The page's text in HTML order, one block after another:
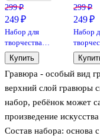
Гравюра - особый вид
верхний слой гравюры
набор, ребёнок может
произведение
Состав набора: основа
299 ₽
249 ₽
Набор для
творчества
Lori.
Скретчинг.
Гравюра
«Пышные
цветная
Купить
299 ₽
249 ₽
Набор
Три
серебра
коты»,